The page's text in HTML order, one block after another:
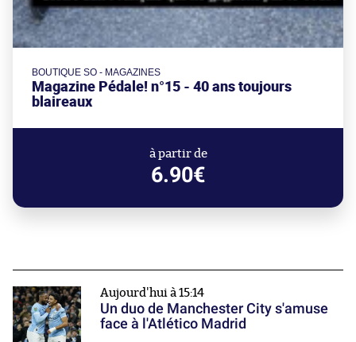
BOUTIQUE SO - MAGAZINES
Magazine Pédale! n°15 - 40 ans toujours
blaireaux
à partir de
6.90€
Aujourd'hui à 15:14
Un duo de Manchester City s'amuse
face à l'Atlético Madrid